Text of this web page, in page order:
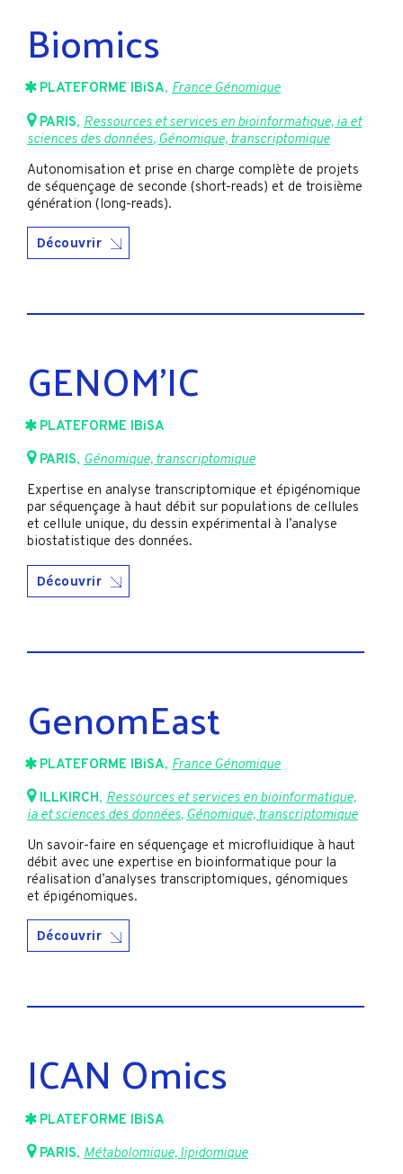
Biomics
PLATEFORME IBiSA, France Génomique
PARIS, Ressources et services en bioinformatique, ia et
sciences des données, Génomique, transcriptomique
Autonomisation et prise en charge complète de projets
de séquençage de seconde (short-reads) et de troisième
génération (long-reads).
Découvrir
GENOM’IC
PLATEFORME IBiSA
PARIS, Génomique, transcriptomique
Expertise en analyse transcriptomique et épigénomique
par séquençage à haut débit sur populations de cellules
et cellule unique, du dessin expérimental à l’analyse
biostatistique des données.
Découvrir
GenomEast
PLATEFORME IBiSA, France Génomique
ILLKIRCH, Ressources et services en bioinformatique,
ia et sciences des données,Génomique, transcriptomique
Un savoir-faire en séquençage et microfluidique à haut
débit avec une expertise en bioinformatique pour la
réalisation d’analyses transcriptomiques, génomiques
et épigénomiques.
Découvrir
ICAN Omics
PLATEFORME IBiSA
PARIS, Métabolomique, lipidomique